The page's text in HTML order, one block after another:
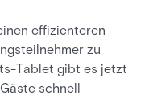
effizienteren
zu
Tablet gibt es jetzt
schnell